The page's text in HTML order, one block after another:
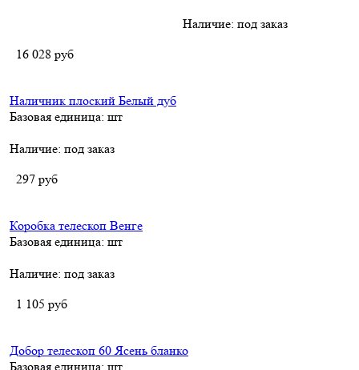
Наличие: под заказ
16 028 руб
Наличник плоский Белый дуб
Базовая единица: шт
Наличие: под заказ
297 руб
Коробка телескоп Венге
Базовая единица: шт
Наличие: под заказ
1 105 руб
Добор телескоп 60 Ясень бланко
Базовая единица: шт